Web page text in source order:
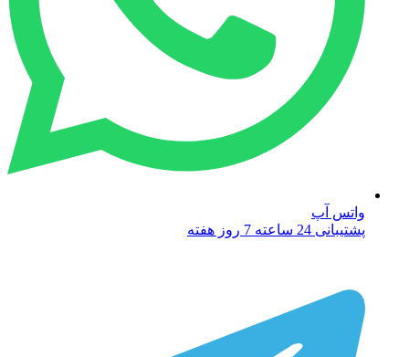
واتس آپ
پشتیبانی 24 ساعته 7 روز هفته